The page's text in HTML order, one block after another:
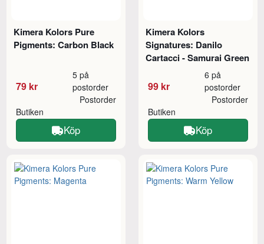
Kimera Kolors Pure
Pigments: Carbon Black
79 kr
5 på
postorder
Butiken
Postorder
Köp
Kimera Kolors
Signatures: Danilo
Cartacci - Samurai Green
99 kr
6 på
postorder
Butiken
Postorder
Köp